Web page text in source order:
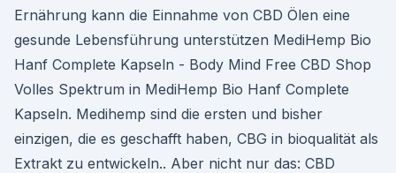
Ernährung kann die Einnahme von CBD Ölen eine
gesunde Lebensführung unterstützen MediHemp Bio
Hanf Complete Kapseln - Body Mind Free CBD Shop
Volles Spektrum in MediHemp Bio Hanf Complete
Kapseln. Medihemp sind die ersten und bisher
einzigen, die es geschafft haben, CBG in bioqualität als
Extrakt zu entwickeln.. Aber nicht nur das: CBD